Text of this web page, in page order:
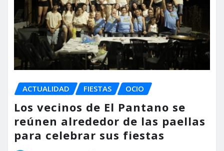
ACTUALIDAD FIESTAS OCIO
Los vecinos de El Pantano se
reúnen alrededor de las paellas
para celebrar sus fiestas